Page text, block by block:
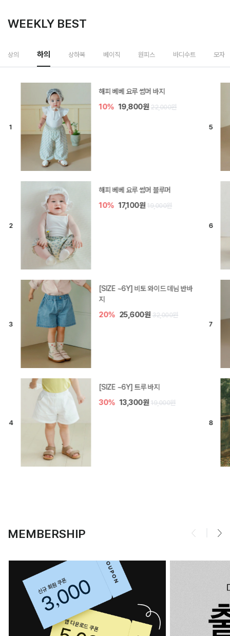
WEEKLY BEST
상의 하의 상하복 베이직 원피스 바디수트 모자
[SIZE ~6Y] 델린 린넨 바지
10% 21,600원 24,000원
듀이 아기 바지
10% 17,100원 19,000원
[SIZE ~6Y] 라핀 카프리 팬츠
30%
엘로디 니트 아기 바지
20% 16,000원 20,000원
MEMBERSHIP